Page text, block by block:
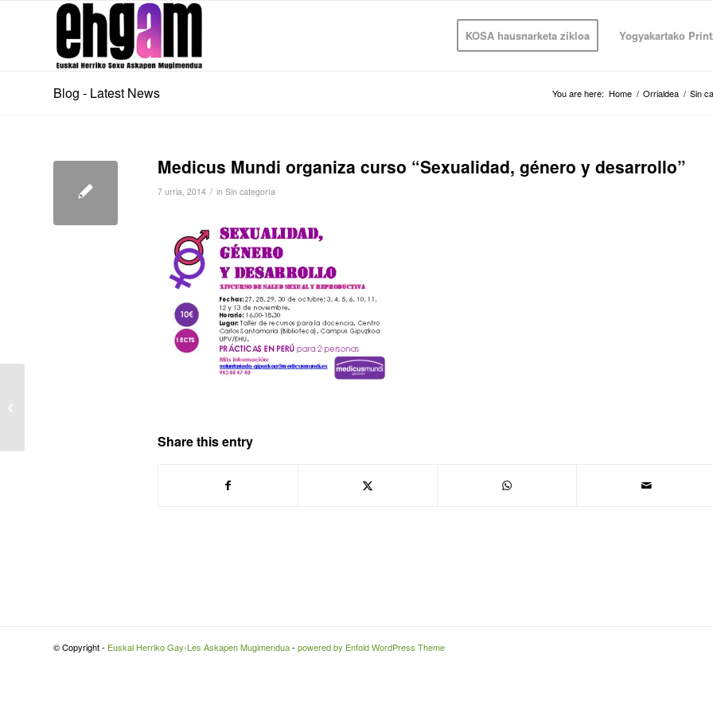
KOSA hausnarketa zikloa Yogyakartako
Blog - Latest News You are here: Home / Orrialdea / Sin
Medicus Mundi organiza curso “Sexualidad, género y desarrollo”
7 urria, 2014 / in Sin categoría
Share this entry
© Copyright - Euskal Herriko Gay-Les Askapen Mugimendua- powered by Enfold WordPress Theme